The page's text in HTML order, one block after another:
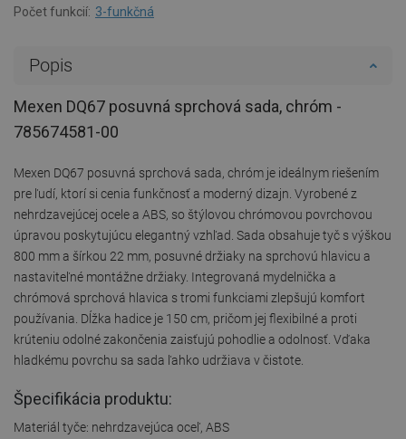
Počet funkcií: 3-funkčná
Popis
Mexen DQ67 posuvná sprchová sada, chróm -
785674581-00
Mexen DQ67 posuvná sprchová sada, chróm je ideálnym riešením
pre ľudí, ktorí si cenia funkčnosť a moderný dizajn. Vyrobené z
nehrdzavejúcej ocele a ABS, so štýlovou chrómovou povrchovou
úpravou poskytujúcu elegantný vzhľad. Sada obsahuje tyč s výškou
800 mm a šírkou 22 mm, posuvné držiaky na sprchovú hlavicu a
nastaviteľné montážne držiaky. Integrovaná mydelnička a
chrómová sprchová hlavica s tromi funkciami zlepšujú komfort
používania. Dĺžka hadice je 150 cm, pričom jej flexibilné a proti
krúteniu odolné zakončenia zaisťujú pohodlie a odolnosť. Vďaka
hladkému povrchu sa sada ľahko udržiava v čistote.
Špecifikácia produktu:
Materiál tyče: nehrdzavejúca oceľ, ABS